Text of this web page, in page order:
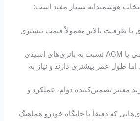
هوشمندانه بسیار مفید است:
با ظرفیت بالاتر معمولاً قیمت بیشتری
باتری‌های اتمی یا AGM نسبت به باتری‌های اسیدی
طول عمر بیشتری دارند و نیاز به
معتبر تضمین‌کننده دوام، عملکرد و
که دقیقاً با جایگاه خودرو هماهنگ